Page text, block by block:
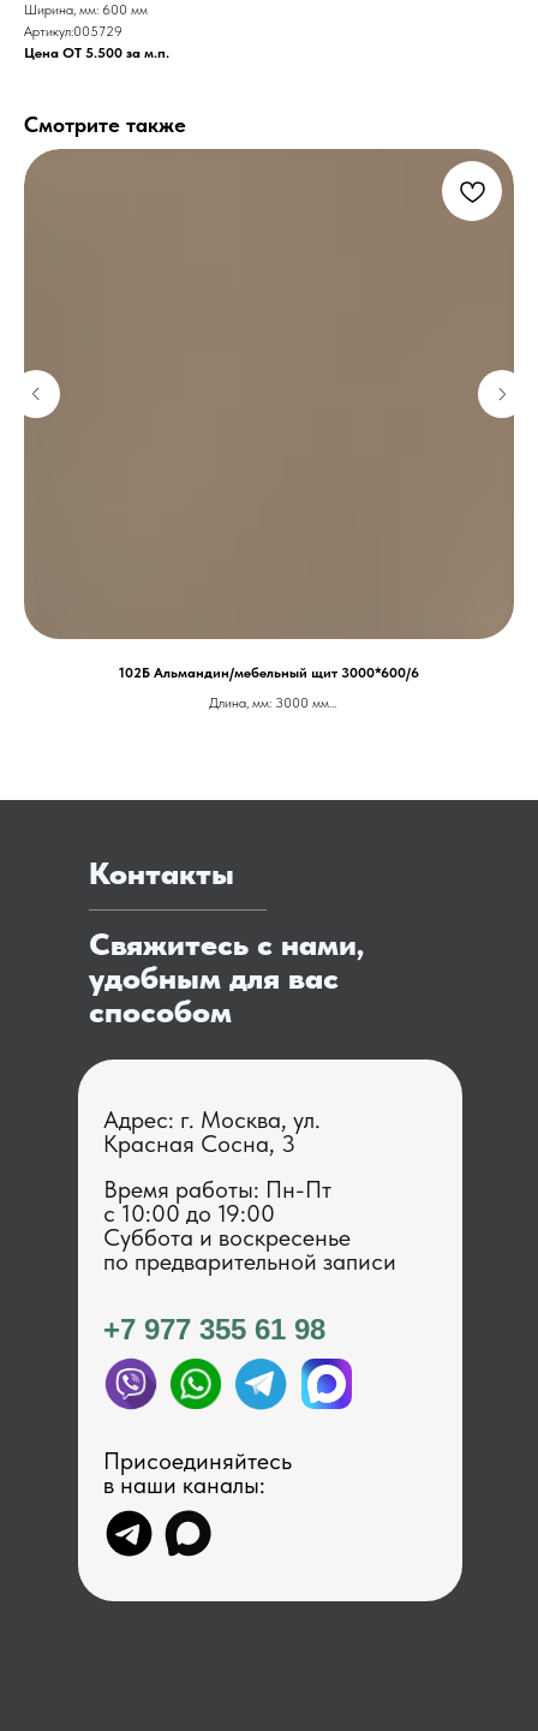
Ширина, мм: 600 мм
Артикул:005729
Цена ОТ 5.500 за м.п.
Смотрите также
102Б Альмандин/мебельный щит 3000*600/6
Длина, мм: 3000 мм
Контакты
Свяжитесь с нами,
удобным для вас
способом
Адрес: г. Москва, ул.
Красная Сосна, 3
+7 977 355 61 98
Время работы: Пн-Пт
с 1 0:00 до 19:00
Суббота и воскресенье
по предварительной записи
Присоединяйтесь
в наши каналы: